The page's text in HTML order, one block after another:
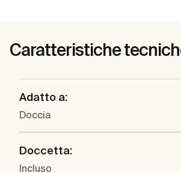
Caratteristiche
Adatto a:
Doccia
Doccetta:
Incluso